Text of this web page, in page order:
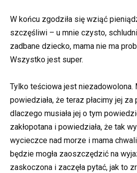
W końcu zgodziła się wziąć
szczęśliwi – u mnie czysto,
zadbane dziecko, mama nie ma
Wszystko jest super.
Tylko teściowa jest niezadowolona.
powiedziała, że teraz płacimy jej za
dlaczego musiała jej o tym
zakłopotana i powiedziała, że tak
wycieczce nad morze i mama
będzie mogła zaoszczędzić na
zaskoczona i zaczęła pytać, jak to